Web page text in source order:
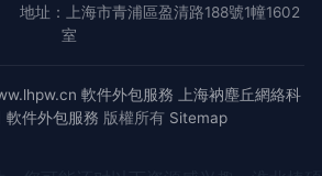
地址：上海市青浦區盈清路188號1幢1602
室
軟件外包服務
上海衲塵丘網絡科
軟件外包服務 版權所有 Sitemap